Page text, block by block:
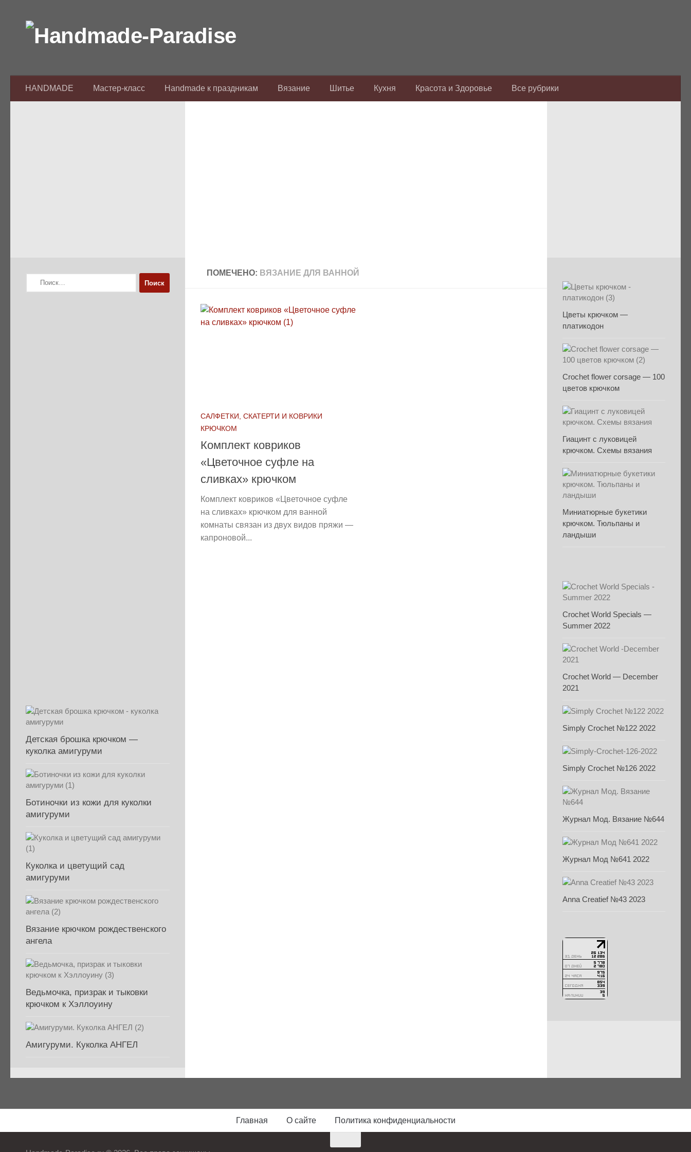
HANDMADE Мастер-класс Handmade к праздникам Вязание Шитье Кухня Красота и Здоровье Все рубрики
ПОМЕЧЕНО: ВЯЗАНИЕ ДЛЯ ВАННОЙ
САЛФЕТКИ, СКАТЕРТИ И КОВРИКИ
КРЮЧКОМ
Комплект ковриков
«Цветочное суфле на
сливках» крючком
Комплект ковриков «Цветочное суфле
на сливках» крючком для ванной
комнаты связан из двух видов пряжи —
капроновой...
Найти:
Детская брошка крючком —
куколка амигуруми
Ботиночки из кожи для куколки
амигуруми
Куколка и цветущий сад
амигуруми
Вязание крючком рождественского
ангела
Ведьмочка, призрак и тыковки
крючком к Хэллоуину
Амигуруми. Куколка АНГЕЛ
Цветы крючком —
платикодон
Crochet flower corsage — 100
цветов крючком
Гиацинт с луковицей
крючком. Схемы вязания
Миниатюрные букетики
крючком. Тюльпаны и
ландыши
Crochet World Specials —
Summer 2022
Crochet World — December
2021
Simply Crochet №122 2022
Simply Crochet №126 2022
Журнал Мод. Вязание №644
Журнал Мод №641 2022
Anna Creatief №43 2023
Главная О сайте Политика конфиденциальности